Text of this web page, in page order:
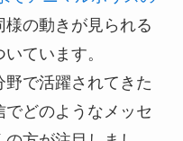
の動きが見られる
ています。
で活躍されてきた
どのようなメッセ